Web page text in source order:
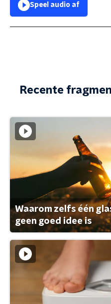
Speel audio af
Recente
Waarom zelfs één
geen goed idee is